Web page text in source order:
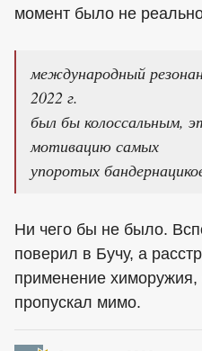
момент было не
международный
2022 г.
был бы колоссальным,
мотивацию самых
упоротых
Ни чего бы не было.
поверил в Бучу, а
применение химоружия,
пропускал мимо.